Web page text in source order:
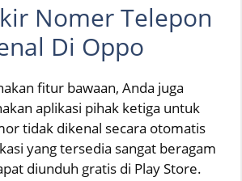
Nomer Telepon
Di Oppo
fitur bawaan, Anda juga
aplikasi pihak ketiga untuk
tidak dikenal secara otomatis
yang tersedia sangat beragam
diunduh gratis di Play Store.